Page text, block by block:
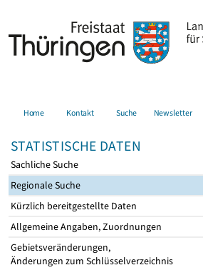
Home Kontakt Suche Newsletter
STATISTISCHE DATEN
Sachliche Suche
Regionale Suche
Kürzlich bereitgestellte Daten
Allgemeine Angaben, Zuordnungen
Gebietsveränderungen,
Änderungen zum Schlüsselverzeichnis